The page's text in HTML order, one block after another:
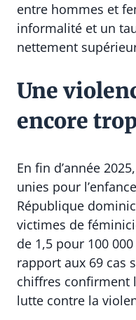
entre hommes et
informalité et un
nettement
Une
encore
En fin d’année
unies pour
République
victimes de
de 1,5 pour 100
rapport aux 69 cas
chiffres confirment
lutte contre la